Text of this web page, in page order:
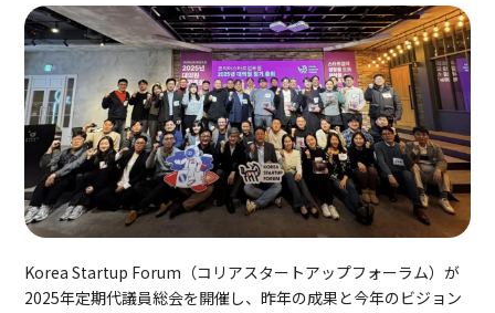
Korea Startup Forum（コリアスタートアップフォーラム）が
2025年定期代議員総会を開催し、昨年の成果と今年のビジョン